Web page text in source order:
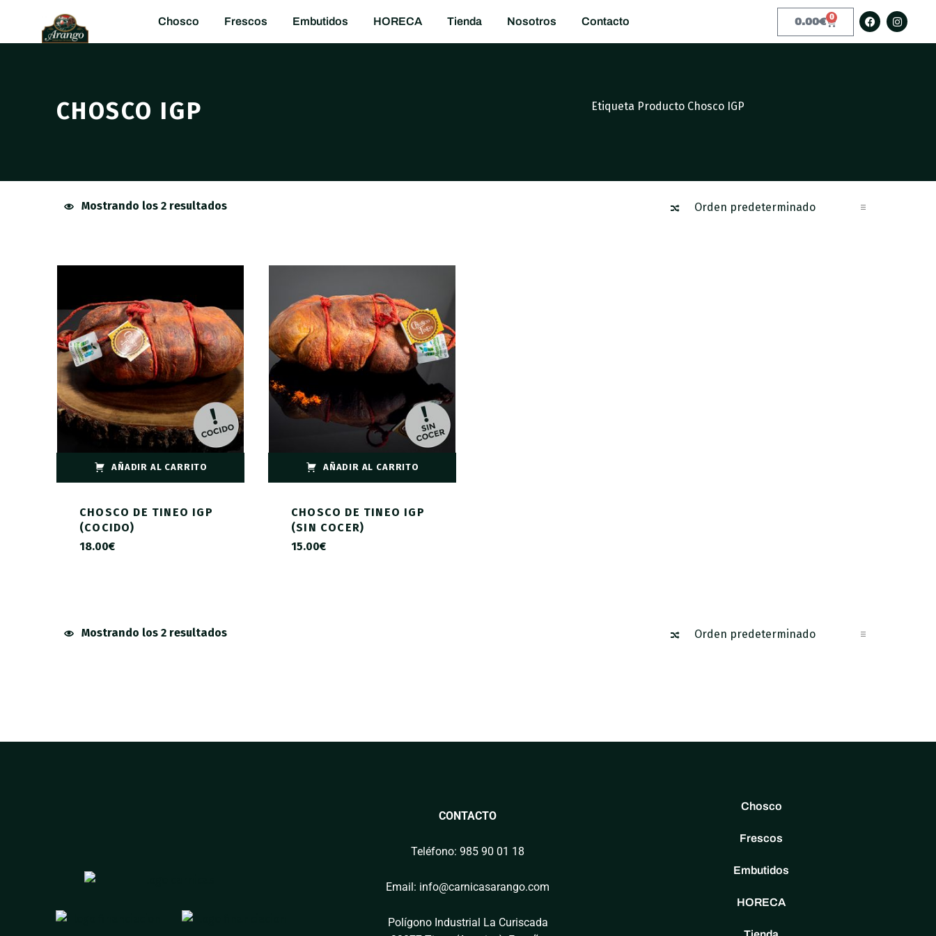
Chosco Frescos Embutidos HORECA Tienda Nosotros Contacto 0.00€ 0
CHOSCO IGP Etiqueta Producto Chosco IGP
Mostrando los 2 resultados
AÑADIR AL CARRITO
CHOSCO DE TINEO IGP
(COCIDO)
18.00€
AÑADIR AL CARRITO
CHOSCO DE TINEO IGP
(SIN COCER)
15.00€
Mostrando los 2 resultados
CONTACTO
Teléfono: 985 90 01 18
Email: info@carnicasarango.com
Polígono Industrial La Curiscada
Chosco
Frescos
Embutidos
HORECA